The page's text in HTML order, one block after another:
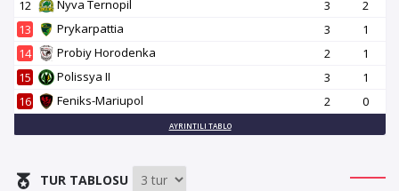
12
Nyva Ternopil 3
2
13
Prykarpattia 3
1
14
Probiy Horodenka 2
1
15
Polissya II 3
1
16
Feniks-Mariupol 2 0
AYRINTILI TABLO
TUR TABLOSU